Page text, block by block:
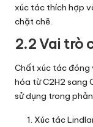
xúc tác thích hợp
chặt chẽ.
2.2 Vai trò
Chất xúc tác đóng
hóa từ C2H2 sang
sử dụng trong
Xúc tác